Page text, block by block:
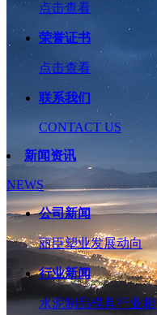
点击查看
荣誉证书
点击查看
联系我们
CONTACT US
新闻资讯
NEWS
公司新闻
丽臣塑业发展动向
行业新闻
水泥制品模具行业相